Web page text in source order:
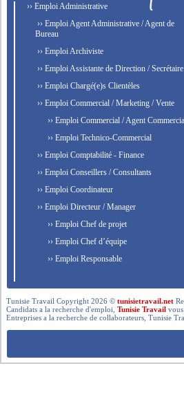
›› Emploi Administrative
›› Emploi Agent Administrative / Agent de
Bureau
›› Emploi Archiviste
›› Emploi Assistante de Direction / Secrétaire
›› Emploi Chargé(e)s Clientèles
›› Emploi Commercial / Marketing / Vente
›› Emploi Commercial / Agent
›› Emploi Technico-Commercial
›› Emploi Comptabilité - Finance
›› Emploi Conseillers / Consultants
›› Emploi Coordinateur
›› Emploi Directeur / Manager
›› Emploi Chef de projet
›› Emploi Chef d’équipe
›› Emploi Responsable
Tunisie Travail Copyright 2026 ©tunisietravail.net
Candidats a la recherche d'emploi,Tunisie Travail
Entreprises a la recherche de collaborateurs, Tunisie